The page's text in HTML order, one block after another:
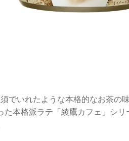
でいれたような本格的なお茶の
た本格派ラテ「綾鷹カフェ」シ